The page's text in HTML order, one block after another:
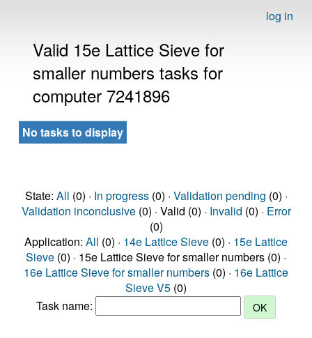
log in
Valid 15e Lattice Sieve for
smaller numbers tasks for
computer 7241896
No tasks to display
State: All (0) · In progress(0) · Validation pending (0) ·
Validation inconclusive(0) · Valid (0) · Invalid (0) · Error
(0)
Application: All (0) · 14e Lattice Sieve (0) · 15e Lattice
Sieve (0) · 15e Lattice Sieve for smaller numbers (0) ·
16e Lattice Sieve for smaller numbers (0) · 16e Lattice
Sieve V5 (0)
Task name: